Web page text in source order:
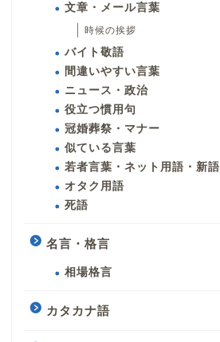
文章・メール言葉
時候の挨拶
バイト敬語
間違いやすい言葉
ニュース・政治
役立つ慣用句
冠婚葬祭・マナー
似ている言葉
若者言葉・ネット用語・新語
オタク用語
死語
名言・格言
相場格言
カタカナ語